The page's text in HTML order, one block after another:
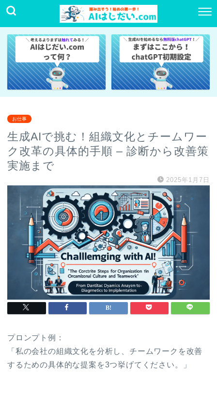
お仕事
生成AIで挑む！組織文化とチームワー
ク改革の具体的手順 – 診断から改善策
実施まで
2025年1月7日
プロンプト例：
「私の会社の組織文化を分析し、チームワークを改善
するための具体的な提案を3つ挙げてください。」